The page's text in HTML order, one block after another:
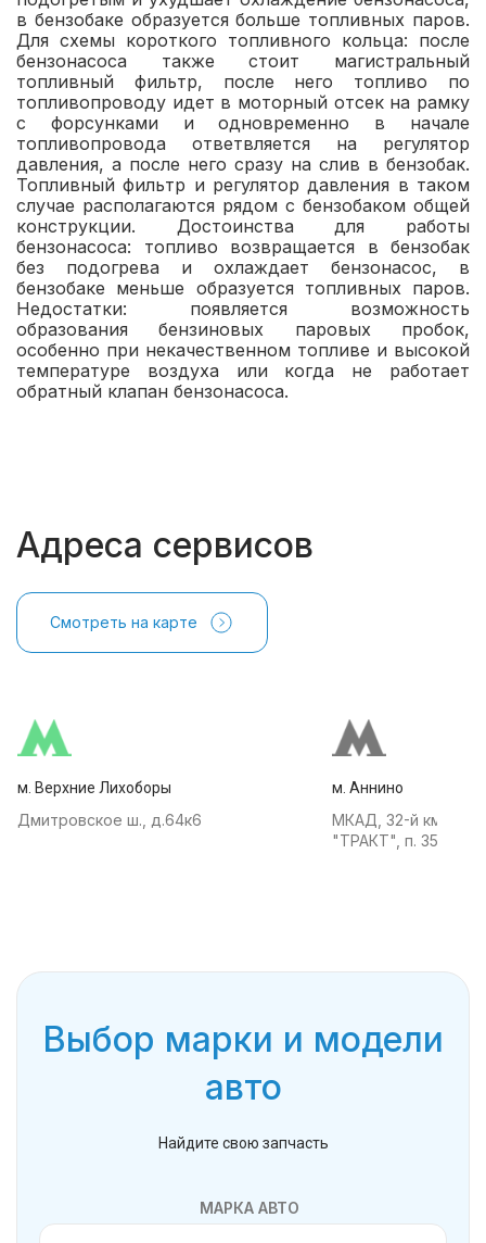
в бензобаке образуется больше топливных паров.
Для схемы короткого топливного кольца: после
бензонасоса также стоит магистральный
топливный фильтр, после него топливо по
топливопроводу идет в моторный отсек на рамку
с форсунками и одновременно в начале
топливопровода ответвляется на регулятор
давления, а после него сразу на слив в бензобак.
Топливный фильтр и регулятор давления в таком
случае располагаются рядом с бензобаком общей
конструкции. Достоинства для работы
бензонасоса: топливо возвращается в бензобак
без подогрева и охлаждает бензонасос, в
бензобаке меньше образуется топливных паров.
Недостатки: появляется возможность
образования бензиновых паровых пробок,
особенно при некачественном топливе и высокой
температуре воздуха или когда не работает
обратный клапан бензонасоса.
Адреса сервисов
Смотреть на карте
м. Верхние Лихоборы
Дмитровское ш., д.64к6
м. Аннино
МКАД, 32-й км, АТК
"ТРАКТ", п. 35
Выбор марки и модели
авто
Найдите свою запчасть
МАРКА АВТО